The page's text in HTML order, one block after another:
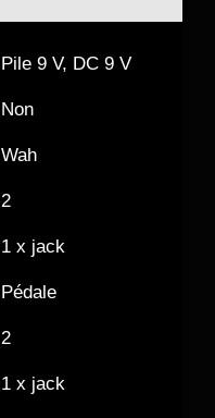
Pile 9 V, DC 9 V
Non
Wah
2
1 x jack
Pédale
2
1 x jack